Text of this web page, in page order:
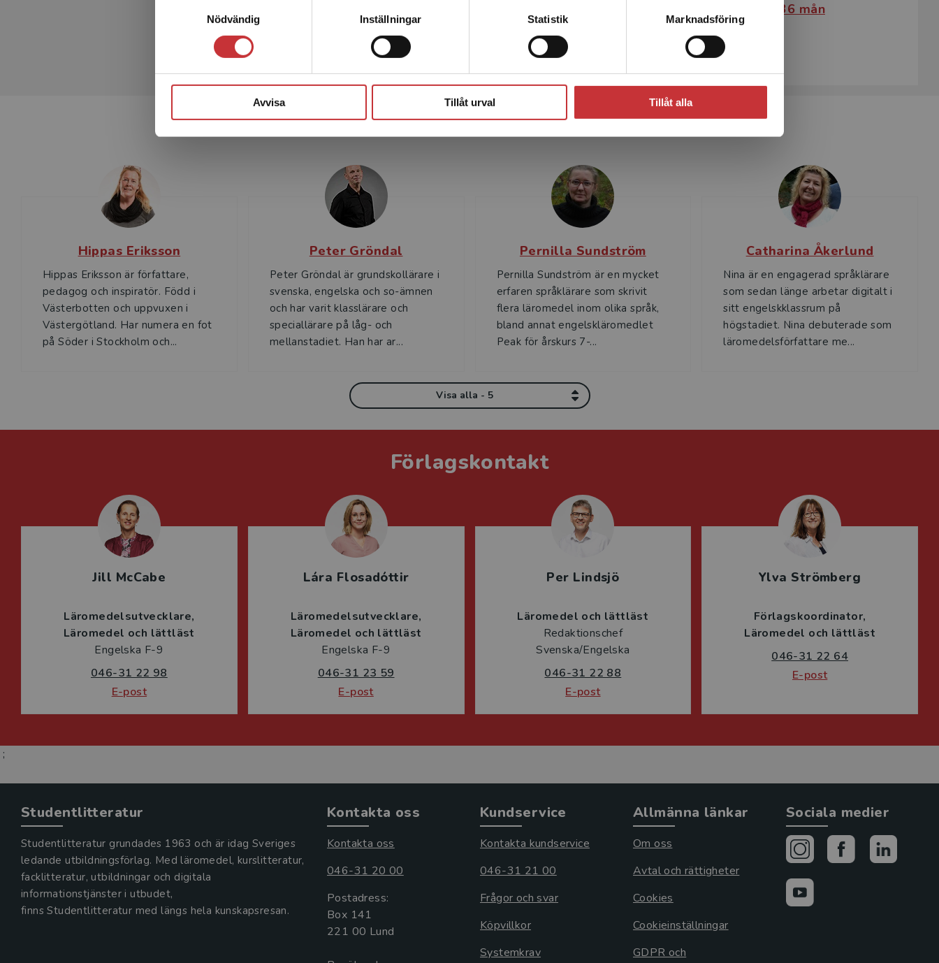
Nödvändig
Inställningar Statistik Marknadsföring
Avvisa Tillåt urval Tillåt alla
Med Peak kan hela klassen arbeta med samma tema – var och en mot toppen av sin förmåga!
Digital lärarlicens 36 mån
894 krinkl. moms
Författare
Hippas Eriksson
Hippas Eriksson är författare,
pedagog och inspiratör. Född i
Västerbotten och uppvuxen i
Västergötland. Har numera en fot
på Söder i Stockholm och...
Peter Gröndal
Peter Gröndal är grundskollärare i
svenska, engelska och so-ämnen
och har varit klasslärare och
speciallärare på låg- och
mellanstadiet. Han har ar...
Pernilla Sundström
Pernilla Sundström är en mycket
erfaren språklärare som skrivit
flera läromedel inom olika språk,
bland annat engelskläromedlet
Peak för årskurs 7-...
Catharina Åkerlund
Nina är en engagerad språklärare
som sedan länge arbetar digitalt i
sitt engelskklassrum på
högstadiet. Nina debuterade som
läromedelsförfattare me...
Visa alla - 5
Förlagskontakt
Jill McCabe
Läromedelsutvecklare
Läromedel och lättläst
Engelska F-9
046-31 22 98
E-post
Lára Flosadóttir
Läromedelsutvecklare
Läromedel och lättläst
Engelska F-9
046-31 23 59
E-post
Per Lindsjö
Läromedel och lättläst
Redaktionschef
Svenska/Engelska
046-31 22 88
E-post
Ylva Strömberg
Förlagskoordinator
Läromedel och lättläst
046-31 22 64
E-post
;
Studentlitteratur
Studentlitteratur grundades 1963 och är idag Sveriges
ledande utbildningsförlag. Med läromedel, kurslitteratur,
facklitteratur, utbildningar och digitala
informationstjänster i utbudet,
finns Studentlitteratur med längs hela kunskapsresan.
Kontakta oss
Kontakta oss
046-31 20 00
Postadress:
Box 141
221 00 Lund
Kundservice
Kontakta kundservice
046-31 21 00
Frågor och svar
Köpvillkor
Systemkrav
Allmänna länkar
Om oss
Avtal och rättigheter
Cookies
Cookieinställningar
GDPR och
Sociala medier